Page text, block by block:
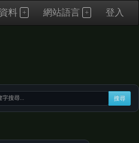
料 網站語言 登入
搜尋